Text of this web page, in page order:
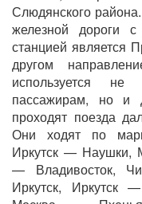
Слюдянского
железной дороги
станцией является
другом
используется
пассажирам, но и
проходят поезда
Они ходят по
Иркутск — Наушки,
— Владивосток,
Иркутск, Иркутск